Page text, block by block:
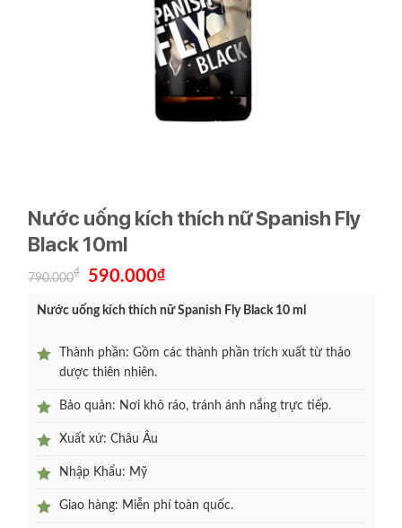
Nước uống kích thích nữ Spanish Fly
Black 10ml
790.000₫
Giá
gốc
790.000₫.
590.000₫Giá
là:
Nước uống kích thích nữ Spanish Fly Black 10 ml
Thành phần: Gồm các thành phần trích xuất từ thảo
dược thiên nhiên.
Bảo quản: Nơi khô ráo, tránh ánh nắng trực tiếp.
Xuất xứ: Châu Âu
Nhập Khẩu: Mỹ
Giao hàng: Miễn phí toàn quốc.